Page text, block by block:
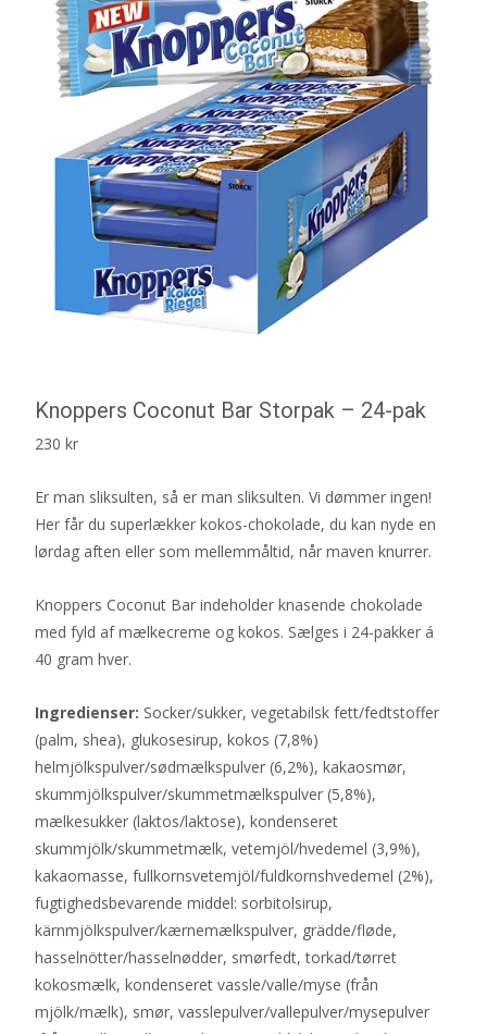
Knoppers Coconut Bar Storpak – 24-pak
230 kr
Er man sliksulten, så er man sliksulten. Vi dømmer ingen!
Her får du superlækker kokos-chokolade, du kan nyde en
lørdag aften eller som mellemmåltid, når maven knurrer.
Knoppers Coconut Bar indeholder knasende chokolade
med fyld af mælkecreme og kokos. Sælges i 24-pakker á
40 gram hver.
Ingredienser: Socker/sukker, vegetabilsk fett/fedtstoffer
(palm, shea), glukosesirup, kokos (7,8%)
helmjölkspulver/sødmælkspulver (6,2%), kakaosmør,
skummjölkspulver/skummetmælkspulver (5,8%),
mælkesukker (laktos/laktose), kondenseret
skummjölk/skummetmælk, vetemjöl/hvedemel (3,9%),
kakaomasse, fullkornsvetemjöl/fuldkornshvedemel (2%),
fugtighedsbevarende middel: sorbitolsirup,
kärnmjölkspulver/kærnemælkspulver, grädde/fløde,
hasselnötter/hasselnødder, smørfedt, torkad/tørret
kokosmælk, kondenseret vassle/valle/myse (från
mjölk/mælk), smør, vasslepulver/vallepulver/mysepulver